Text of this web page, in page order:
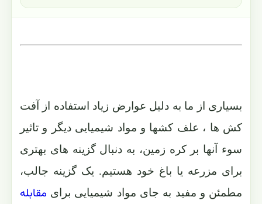
بسیاری از ما به دلیل عوارض زیاد استفاده از آفت
کش ها ، علف کشها و مواد شیمیایی دیگر و تاثیر
سوء آنها بر کره زمین، به دنبال گزینه های بهتری
برای مزرعه یا باغ خود هستیم. یک گزینه جالب،
مطمئن و مفید به جای مواد شیمیایی برای مقابله